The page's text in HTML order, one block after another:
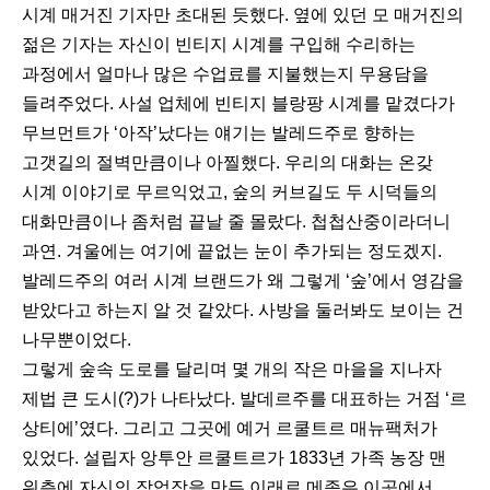
시계 매거진 기자만 초대된 듯했다. 옆에 있던 모 매거진의
젊은 기자는 자신이 빈티지 시계를 구입해 수리하는
과정에서 얼마나 많은 수업료를 지불했는지 무용담을
들려주었다. 사설 업체에 빈티지 블랑팡 시계를 맡겼다가
무브먼트가 ‘아작’났다는 얘기는 발레드주로 향하는
고갯길의 절벽만큼이나 아찔했다. 우리의 대화는 온갖
시계 이야기로 무르익었고, 숲의 커브길도 두 시덕들의
대화만큼이나 좀처럼 끝날 줄 몰랐다. 첩첩산중이라더니
과연. 겨울에는 여기에 끝없는 눈이 추가되는 정도겠지.
발레드주의 여러 시계 브랜드가 왜 그렇게 ‘숲’에서 영감을
받았다고 하는지 알 것 같았다. 사방을 둘러봐도 보이는 건
나무뿐이었다.
그렇게 숲속 도로를 달리며 몇 개의 작은 마을을 지나자
제법 큰 도시(?)가 나타났다. 발데르주를 대표하는 거점 ‘르
상티에’였다. 그리고 그곳에 예거 르쿨트르 매뉴팩처가
있었다. 설립자 앙투안 르쿨트르가 1833년 가족 농장 맨